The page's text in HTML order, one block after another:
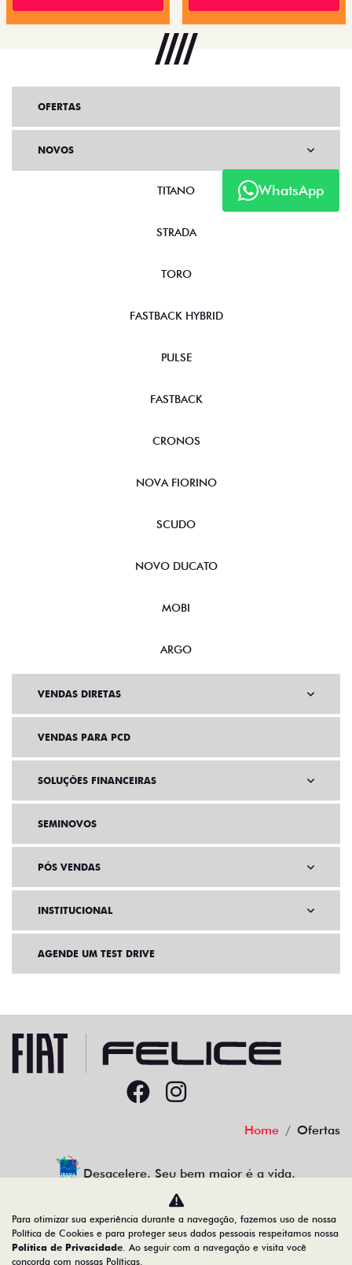
WhatsApp
OFERTAS
NOVOS
TITANO
STRADA
TORO
FASTBACK HYBRID
PULSE
FASTBACK
CRONOS
NOVA FIORINO
SCUDO
NOVO DUCATO
MOBI
ARGO
VENDAS DIRETAS
VENDAS PARA PCD
SOLUÇÕES FINANCEIRAS
SEMINOVOS
PÓS VENDAS
INSTITUCIONAL
AGENDE UM TEST DRIVE
Home Ofertas
Desacelere. Seu bem maior é a vida.
91.525.790/0001-84
Para otimizar sua experiência durante a navegação, fazemos uso de nossa
Política de Cookies e para proteger seus dados pessoais respeitamos nossa
Política de Privacidade. Ao seguir com a navegação e visita você
concorda com nossas Políticas.